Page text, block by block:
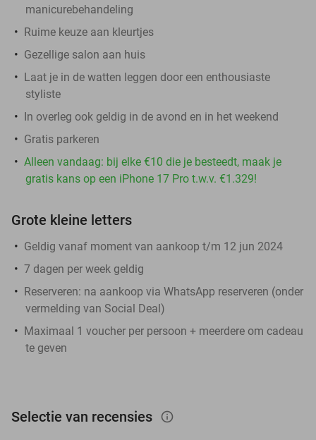
manicurebehandeling
Ruime keuze aan kleurtjes
Gezellige salon aan huis
Laat je in de watten leggen door een enthousiaste
styliste
In overleg ook geldig in de avond en in het weekend
Gratis parkeren
Alleen vandaag: bij elke €10 die je besteedt, maak je
gratis kans op een iPhone 17 Pro t.w.v. €1.329!
Grote kleine letters
Geldig vanaf moment van aankoop t/m 12 jun 2024
7 dagen per week geldig
Reserveren: na aankoop via WhatsApp reserveren (onder
vermelding van Social Deal)
Maximaal 1 voucher per persoon + meerdere om cadeau
te geven
Selectie van recensies info_outlined